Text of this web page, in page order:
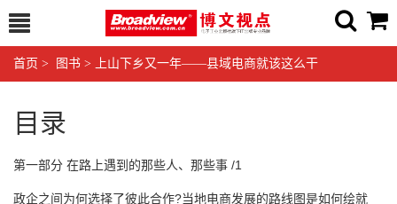
首页 > 图书 > 上山下乡又一年——县域电商就该这么干
目录
第一部分 在路上遇到的那些人、那些事 /1
政企之间为何选择了彼此合作?当地电商发展的路线图是如何绘就